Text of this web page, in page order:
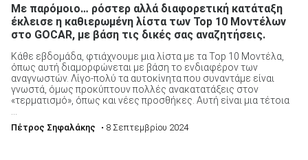
Με παρόμοιο… ρόστερ αλλά διαφορετική κατάταξη
έκλεισε η καθιερωμένη λίστα των Top 10 Μοντέλων
στο GOCAR, με βάση τις δικές σας αναζητήσεις.
Κάθε εβδομάδα, φτιάχνουμε μια λίστα με τα Top 10 Μοντέλα,
όπως αυτή διαμορφώνεται με βάση το ενδιαφέρον των
αναγνωστών. Λίγο-πολύ τα αυτοκίνητα που συναντάμε είναι
γνωστά, όμως προκύπτουν πολλές ανακατατάξεις στον
«τερματισμό», όπως και νέες προσθήκες. Αυτή είναι μια τέτοια
Πέτρος Σηφαλάκης • 8 Σεπτεμβρίου 2024